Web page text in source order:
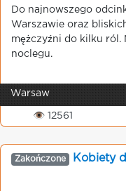
Do najnowszego
Warszawie oraz
mężczyźni do kilku ról.
noclegu.
Warsaw
👁 12561
Zakończone Kobiety